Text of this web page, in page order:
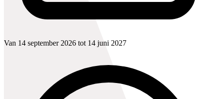
Van 14 september 2026 tot 14 juni 2027